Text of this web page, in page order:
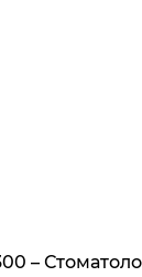
–